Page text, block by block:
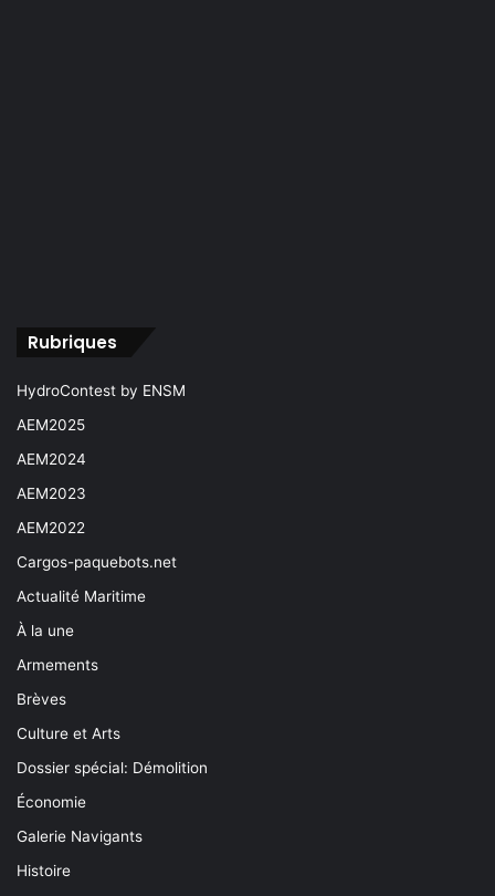
Rubriques
HydroContest by ENSM
AEM2025
AEM2024
AEM2023
AEM2022
Cargos-paquebots.net
Actualité Maritime
À la une
Armements
Brèves
Culture et Arts
Dossier spécial: Démolition
Économie
Galerie Navigants
Histoire